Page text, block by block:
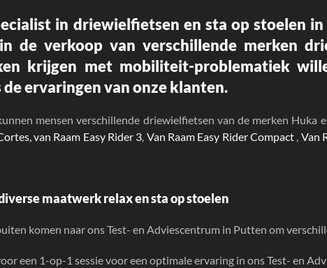
in driewielfietsen en sta op stoelen
de verkoop van verschillende merken
krijgen met mobiliteit-problematiek
de ervaringenvan onze klanten.
mensen verschillende driewielfietsen van de merken Huka
van Raam Easy Rider 3, Van Raam Easy Rider Compact, Van
maatwerk relax en sta op stoelen
komen naar ons Test- en Adviescentrum in Putten om
een 1-op-1 sessie voor een optimale ervaring in ons Test- en